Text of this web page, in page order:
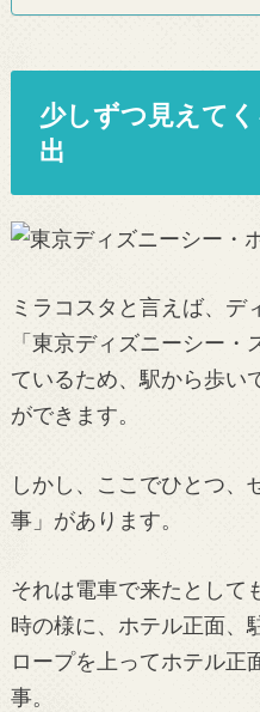
少しずつ見えて
出
ミラコスタと言えば、デ
「東京ディズニーシー
ているため、駅から歩い
ができます。
しかし、ここでひとつ、
事」があります。
それは電車で来たとして
時の様に、ホテル正面、
ロープを上ってホテル正
事。